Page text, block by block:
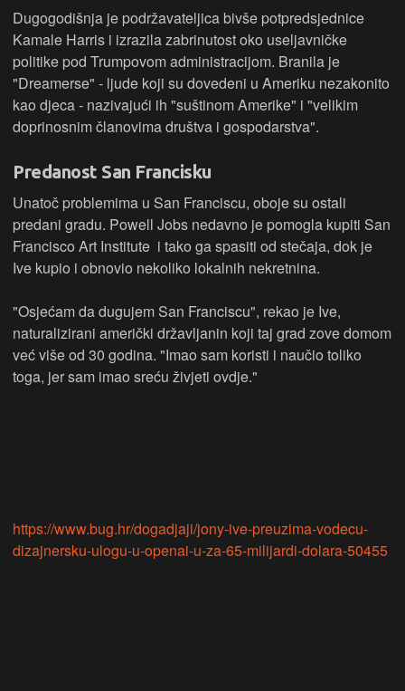
Dugogodišnja je podržavateljica bivše potpredsjednice
Kamale Harris i izrazila zabrinutost oko useljavničke
politike pod Trumpovom administracijom. Branila je
"Dreamerse" - ljude koji su dovedeni u Ameriku nezakonito
kao djeca - nazivajući ih "suštinom Amerike" i "velikim
doprinosnim članovima društva i gospodarstva".
Predanost San Francisku
Unatoč problemima u San Franciscu, oboje su ostali
predani gradu. Powell Jobs nedavno je pomogla kupiti San
Francisco Art Institute i tako ga spasiti od stečaja, dok je
Ive kupio i obnovio nekoliko lokalnih nekretnina.
"Osjećam da dugujem San Franciscu", rekao je Ive,
naturalizirani američki državljanin koji taj grad zove domom
već više od 30 godina. "Imao sam koristi i naučio toliko
toga, jer sam imao sreću živjeti ovdje."
https://www.bug.hr/dogadjaji/jony-ive-preuzima-vodecu-
dizajnersku-ulogu-u-openai-u-za-65-milijardi-dolara-50455